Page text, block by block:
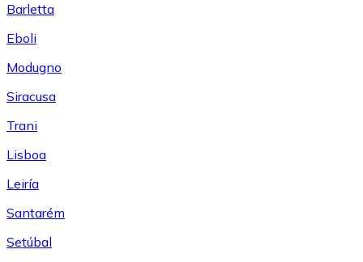
Barletta
Eboli
Modugno
Siracusa
Trani
Lisboa
Leiría
Santarém
Setúbal